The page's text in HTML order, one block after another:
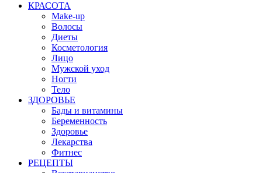
КРАСОТА
Make-up
Волосы
Диеты
Косметология
Лицо
Мужской уход
Ногти
Тело
ЗДОРОВЬЕ
Бады и витамины
Беременность
Здоровье
Лекарства
Фитнес
РЕЦЕПТЫ